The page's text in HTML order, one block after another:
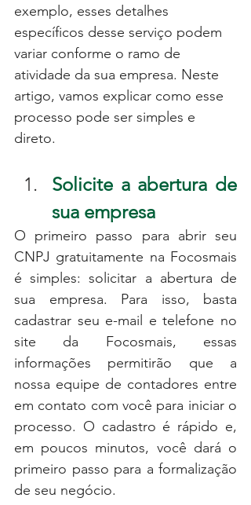
exemplo, esses detalhes
específicos desse serviço podem
variar conforme o ramo de
atividade da sua empresa. Neste
artigo, vamos explicar como esse
processo pode ser simples e
direto.
Solicite a abertura de
sua empresa
O primeiro passo para abrir seu
CNPJ gratuitamente na Focosmais
é simples: solicitar a abertura de
sua empresa. Para isso, basta
cadastrar seu e-mail e telefone no
site da Focosmais, essas
informações permitirão que a
nossa equipe de contadores entre
em contato com você para iniciar o
processo. O cadastro é rápido e,
em poucos minutos, você dará o
primeiro passo para a formalização
de seu negócio.